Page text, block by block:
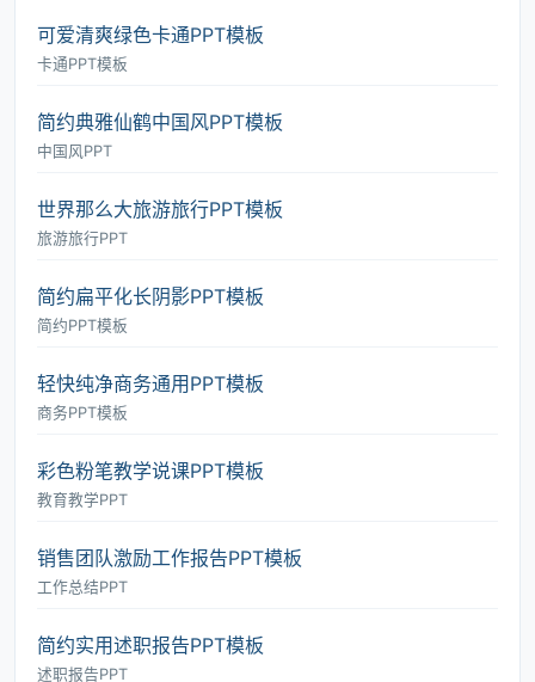
可爱清爽绿色卡通PPT模板
卡通PPT模板
简约典雅仙鹤中国风PPT模板
中国风PPT
世界那么大旅游旅行PPT模板
旅游旅行PPT
简约扁平化长阴影PPT模板
简约PPT模板
轻快纯净商务通用PPT模板
商务PPT模板
彩色粉笔教学说课PPT模板
教育教学PPT
销售团队激励工作报告PPT模板
工作总结PPT
简约实用述职报告PPT模板
述职报告PPT